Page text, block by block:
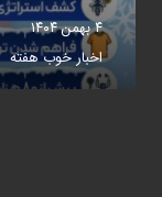
۴ بهمن ۱۴۰۴
اخبار خوب هفته